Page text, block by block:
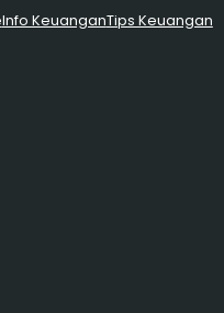
Info KeuanganTips Keuangan